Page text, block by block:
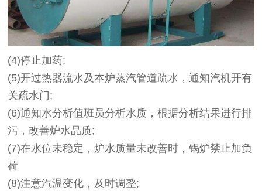
(4)停止加药;
(5)开过热器流水及本炉蒸汽管道疏水，通知汽机开有
关疏水门;
(6)通知水分析值班员分析水质，根据分析结果进行排
污，改善炉水品质;
(7)在水位未稳定，炉水质量未改善时，锅炉禁止加负
荷
(8)注意汽温变化，及时调整;